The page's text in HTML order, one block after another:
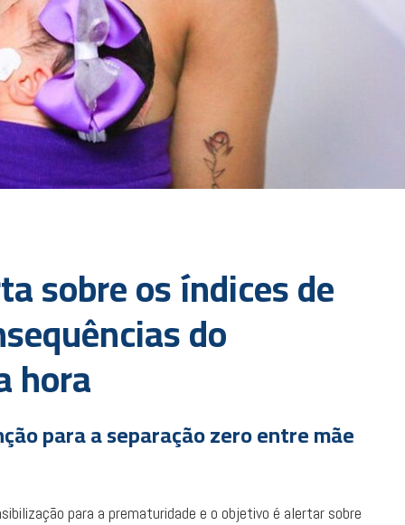
sobre os índices de
do
hora
para a separação zero entre mãe
para a prematuridade e o objetivo é alertar sobre